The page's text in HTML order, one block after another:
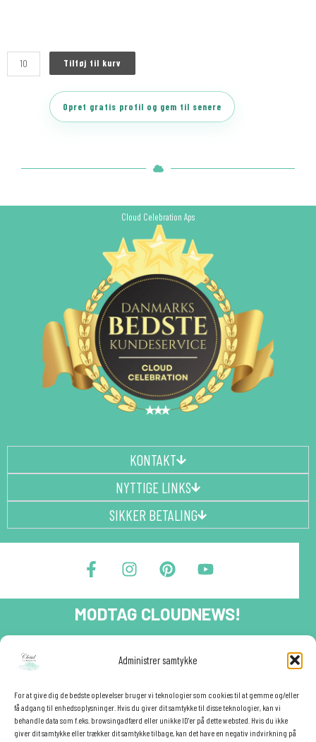
Administrer samtykke
For at give dig de bedste oplevelser bruger vi teknologier som cookies til at gemme og/eller
få adgang til enhedsoplysninger. Hvis du giver dit samtykke til disse teknologier, kan vi
behandle data som f.eks. browsingadfærd eller unikke ID'er på dette websted. Hvis du ikke
giver dit samtykke eller trækker dit samtykke tilbage, kan det have en negativ indvirkning på
Tilføj til kurv
Opret gratis profil og gem til senere
Cloud Celebration Aps
KONTAKT
NYTTIGE LINKS
SIKKER BETALING
a
c
e
b
o
f
n
s
t
a
g
a
i
n
t
e
r
s
o
t
u
b
MODTAG CLOUDNEWS!
festinspiration direkte i din indbakke.🎉
Fornavn